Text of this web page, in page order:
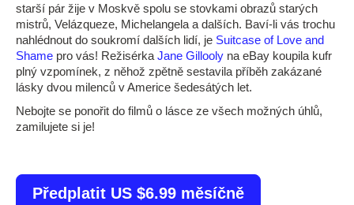
starší pár žije v Moskvě spolu se stovkami obrazů starých
mistrů, Velázqueze, Michelangela a dalších. Baví-li vás trochu
nahlédnout do soukromí dalších lidí, je Suitcase of Love and
Shame pro vás! Režisérka Jane Gillooly na eBay koupila kufr
plný vzpomínek, z něhož zpětně sestavila příběh zakázané
lásky dvou milenců v Americe šedesátých let.
Nebojte se ponořit do filmů o lásce ze všech možných úhlů,
zamilujete si je!
Předplatit US $6.99 měsíčně